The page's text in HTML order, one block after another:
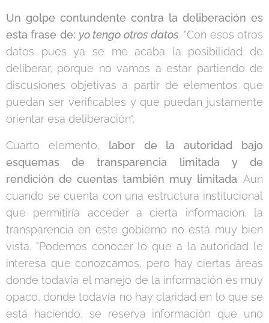
Un golpe contundente contra la deliberación es
esta frase de: yo tengo otros datos. "Con esos otros
datos pues ya se me acaba la posibilidad de
deliberar, porque no vamos a estar partiendo de
discusiones objetivas a partir de elementos que
puedan ser verificables y que puedan justamente
orientar esa deliberación".
Cuarto elemento, labor de la autoridad bajo
esquemas de transparencia limitada y de
rendición de cuentas también muy limitada. Aun
cuando se cuenta con una estructura institucional
que permitiría acceder a cierta información, la
transparencia en este gobierno no está muy bien
vista. "Podemos conocer lo que a la autoridad le
interesa que conozcamos, pero hay ciertas áreas
donde todavía el manejo de la información es muy
opaco, donde todavía no hay claridad en lo que se
está haciendo, se reserva información que uno